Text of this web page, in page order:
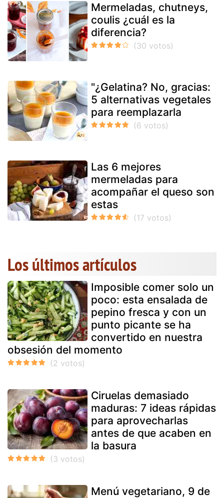
Mermeladas, chutneys,
coulis ¿cuál es la
diferencia?
"¿Gelatina? No, gracias:
5 alternativas vegetales
para reemplazarla
Las 6 mejores
mermeladas para
acompañar el queso son
estas
Los últimos artículos
Imposible comer solo un
poco: esta ensalada de
pepino fresca y con un
punto picante se ha
convertido en nuestra
obsesión del momento
Ciruelas demasiado
maduras: 7 ideas rápidas
para aprovecharlas
antes de que acaben en
la basura
Menú vegetariano, 9 de